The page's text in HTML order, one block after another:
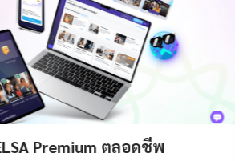
Premium ตลอดชีพ